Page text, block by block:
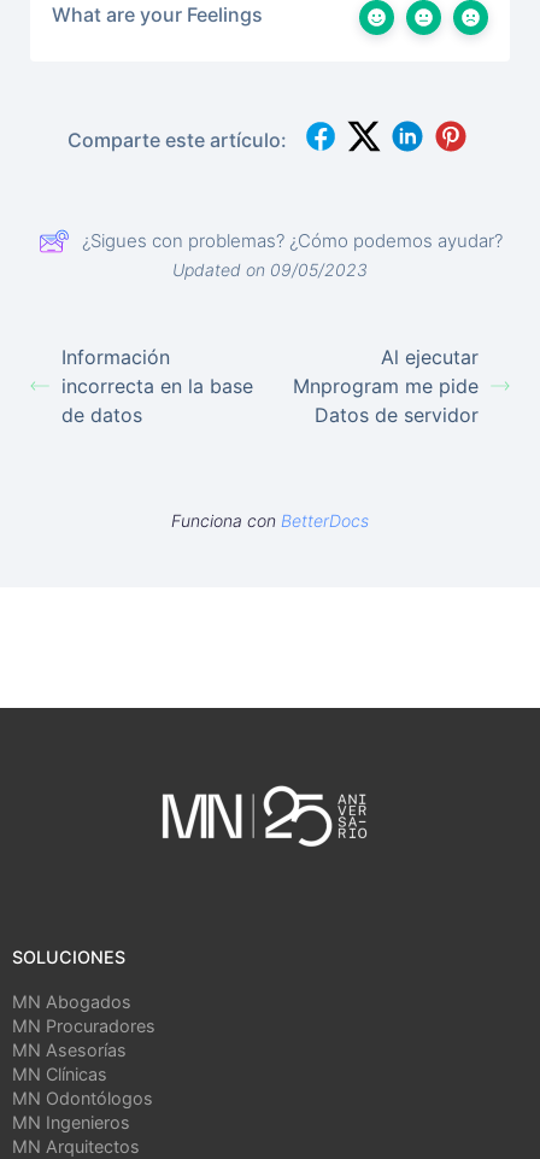
What are your Feelings
Comparte este artículo:
¿Sigues con problemas? ¿Cómo podemos ayudar?
Updated on 09/05/2023
Información
incorrecta en la base
de datos
Al ejecutar
Mnprogram me pide
Datos de servidor
Funciona con BetterDocs
SOLUCIONES
MN Abogados
MN Procuradores
MN Asesorías
MN Clínicas
MN Odontólogos
MN Ingenieros
MN Arquitectos